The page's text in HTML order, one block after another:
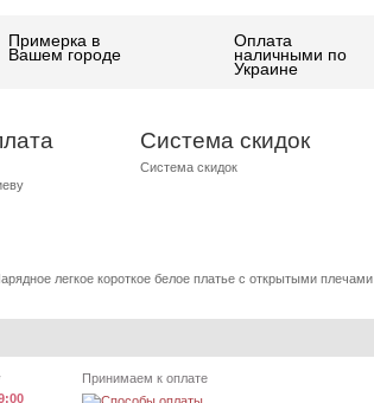
Примерка в
Вашем городе
Оплата
наличными по
Украине
Система скидок
Система скидок
легкое короткое белое платье с открытыми плечами
Принимаем к оплате